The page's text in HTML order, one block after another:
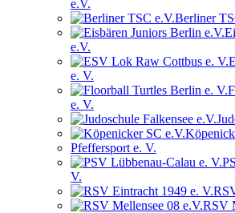
e.V.
Berliner
e.V.
e. V.
e. V.
Pfeffersport e. V.
V.
RSV